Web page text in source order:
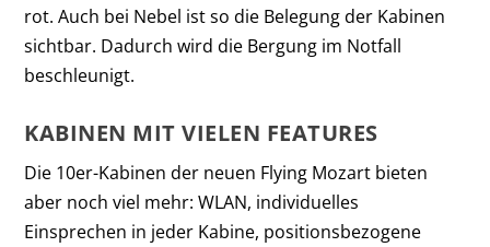
rot. Auch bei Nebel ist so die Belegung der Kabinen
sichtbar. Dadurch wird die Bergung im Notfall
beschleunigt.
KABINEN MIT VIELEN FEATURES
Die 10er-Kabinen der neuen Flying Mozart bieten
aber noch viel mehr: WLAN, individuelles
Einsprechen in jeder Kabine, positionsbezogene